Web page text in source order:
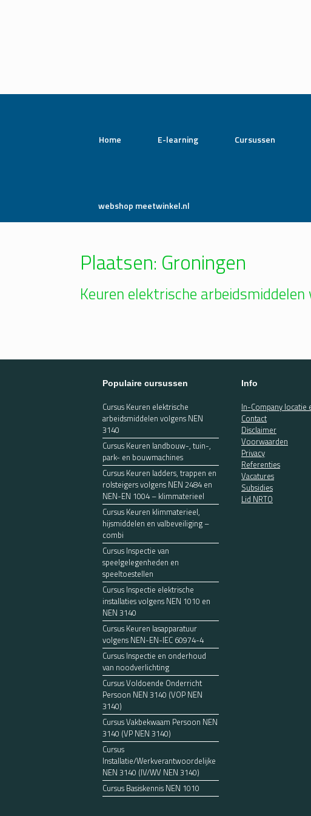
Home E-learning Cursussen
webshop meetwinkel.nl
Plaatsen: Groningen
Keuren elektrische
Populaire cursussen
Cursus Keuren elektrische
arbeidsmiddelen volgens NEN
3140
Cursus Keuren landbouw-, tuin-,
park- en bouwmachines
Cursus Keuren ladders, trappen en
rolsteigers volgens NEN 2484 en
NEN-EN 1004 – klimmaterieel
Cursus Keuren klimmaterieel,
hijsmiddelen en valbeveiliging –
combi
Cursus Inspectie van
speelgelegenheden en
speeltoestellen
Cursus Inspectie elektrische
installaties volgens NEN 1010 en
NEN 3140
Cursus Keuren lasapparatuur
volgens NEN-EN-IEC 60974-4
Cursus Inspectie en onderhoud
van noodverlichting
Cursus Voldoende Onderricht
Persoon NEN 3140 (VOP NEN
3140)
Cursus Vakbekwaam Persoon NEN
3140 (VP NEN 3140)
Cursus
Installatie/Werkverantwoordelijke
NEN 3140 (IV/WV NEN 3140)
Cursus Basiskennis NEN 1010
Info
In-Company locatie
Contact
Disclaimer
Voorwaarden
Privacy
Referenties
Vacatures
Subsidies
Lid NRTO